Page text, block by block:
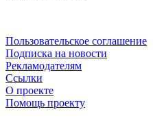
Пользовательское соглашение
Подписка на новости
Рекламодателям
Ссылки
О проекте
Помощь проекту